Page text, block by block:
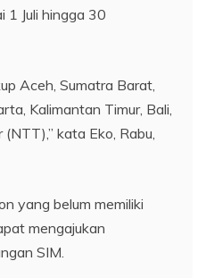
1 Juli hingga 30
Aceh, Sumatra Barat,
Kalimantan Timur, Bali,
kata Eko, Rabu,
yang belum memiliki
mengajukan
SIM.